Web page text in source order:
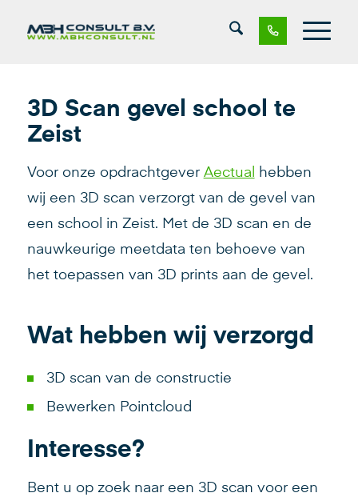
3D Scan gevel school te
Zeist
Voor onze opdrachtgever Aectual
hebben
wij een 3D scan verzorgt van de gevel van
een school in Zeist. Met de 3D scan en de
nauwkeurige meetdata ten behoeve van
het toepassen van 3D prints aan de gevel.
Wat hebben wij verzorgd
3D scan van de constructie
Bewerken Pointcloud
Interesse?
Bent u op zoek naar een 3D scan voor een